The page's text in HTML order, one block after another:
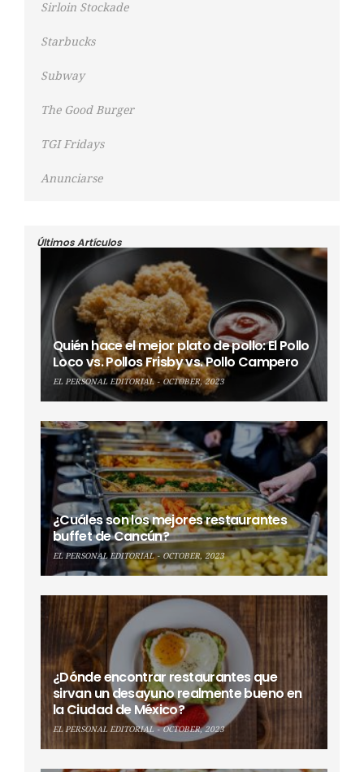
Sirloin Stockade
Starbucks
Subway
The Good Burger
TGI Fridays
Anunciarse
Últimos Artículos
Quién hace el mejor plato de pollo: El Pollo
Loco vs. Pollos Frisby vs. Pollo Campero
EL PERSONAL EDITORIAL OCTOBER, 2023
¿Cuáles son los mejores restaurantes
buffet de Cancún?
EL PERSONAL EDITORIAL OCTOBER, 2023
¿Dónde encontrar restaurantes que
sirvan un desayuno realmente bueno en
la Ciudad de México?
EL PERSONAL EDITORIAL OCTOBER, 2023